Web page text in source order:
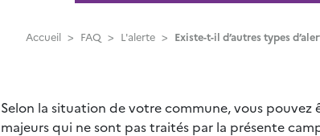
Accueil > FAQ > L'alerte > Existe-t-il d’autres types
Selon la situation de votre commune, vous pouvez
majeurs qui ne sont pas traités par la présente